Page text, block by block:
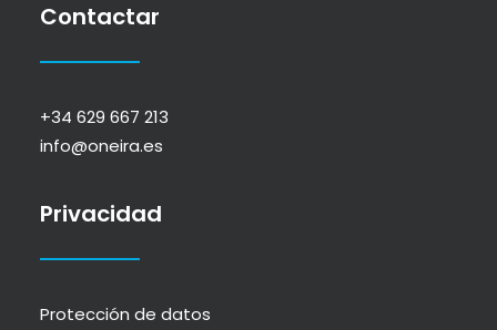
Contactar
+34 629 667 213
info@oneira.es
Privacidad
Protección de datos